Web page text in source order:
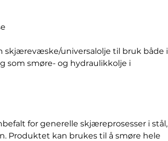
skjærevæske/universalolje til bruk både i
som smøre- og hydraulikkolje i
for generelle skjæreprosesser i stål,
Produktet kan brukes til å smøre hele